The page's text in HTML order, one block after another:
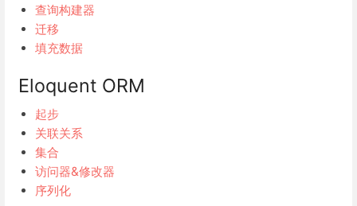
查询构建器
迁移
填充数据
Eloquent ORM
起步
关联关系
集合
访问器&修改器
序列化